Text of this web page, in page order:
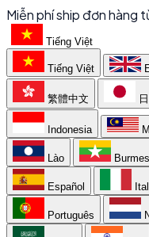
Miễn phí ship đơn hàng
Tiếng Việt
Tiếng Việt
繁體中文
Indonesia
Lào
Español
Português